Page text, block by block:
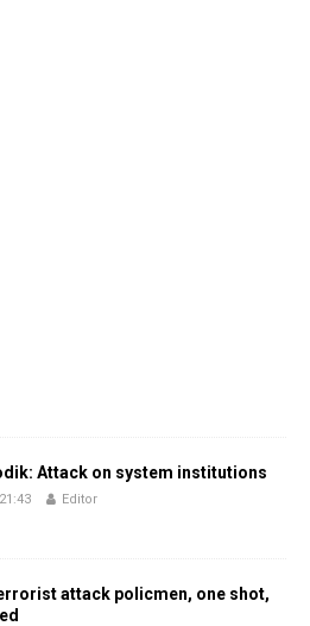
Attack on system institutions
Editor
attack policmen, one shot,